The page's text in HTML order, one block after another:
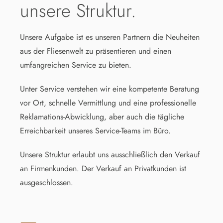
unsere Struktur.
Unsere Aufgabe ist es unseren Partnern die Neuheiten
aus der Fliesenwelt zu präsentieren und einen
umfangreichen Service zu bieten.
Unter Service verstehen wir eine kompetente Beratung
vor Ort, schnelle Vermittlung und eine professionelle
Reklamations-Abwicklung, aber auch die tägliche
Erreichbarkeit unseres Service-Teams im Büro.
Unsere Struktur erlaubt uns ausschließlich den Verkauf
an Firmenkunden. Der Verkauf an Privatkunden ist
ausgeschlossen.